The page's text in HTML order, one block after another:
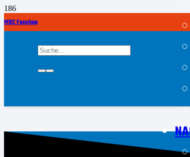
MBC Fanshop